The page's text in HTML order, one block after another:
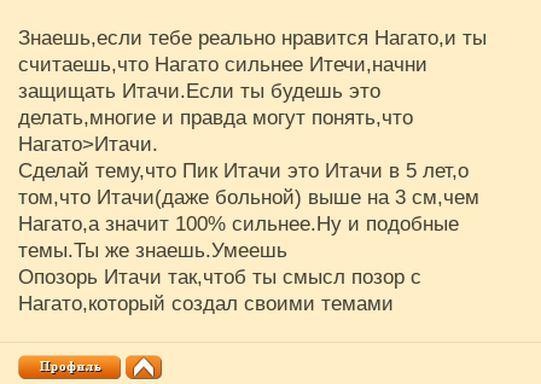
Знаешь,если тебе реально нравится Нагато,и ты
считаешь,что Нагато сильнее Итечи,начни
защищать Итачи.Если ты будешь это
делать,многие и правда могут понять,что
Нагато>Итачи.
Сделай тему,что Пик Итачи это Итачи в 5 лет,о
том,что Итачи(даже больной) выше на 3 см,чем
Нагато,а значит 100% сильнее.Ну и подобные
темы.Ты же знаешь.Умеешь
Опозорь Итачи так,чтоб ты смысл позор с
Нагато,который создал своими темами